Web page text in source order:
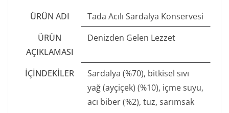
ÜRÜN ADI
Tada Acılı Sardalya Konservesi
ÜRÜN
AÇIKLAMASI
Denizden Gelen Lezzet
İÇINDEKILER
Sardalya (%70), bitkisel sıvı
yağ (ayçiçek) (%10), içme suyu,
acı biber (%2), tuz, sarımsak